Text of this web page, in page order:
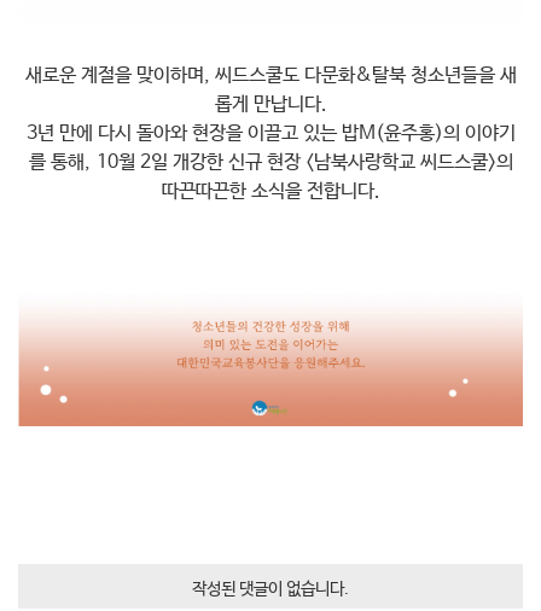
새로운 계절을 맞이하며, 씨드스쿨도 다문화&탈북 청소년들을 새
롭게 만납니다.
3년 만에 다시 돌아와 현장을 이끌고 있는 밥M(윤주홍)의 이야기
를 통해, 10월 2일 개강한 신규 현장 <남북사랑학교 씨드스쿨>의
따끈따끈한 소식을 전합니다.
작성된 댓글이 없습니다.